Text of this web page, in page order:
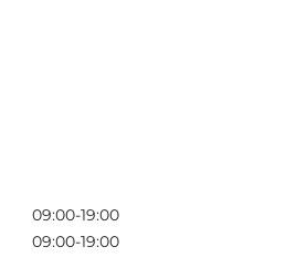
09:00-19:00
09:00-19:00